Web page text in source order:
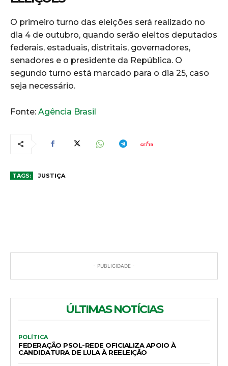
O primeiro turno das eleições será realizado no
dia 4 de outubro, quando serão eleitos deputados
federais, estaduais, distritais, governadores,
senadores e o presidente da República. O
segundo turno está marcado para o dia 25, caso
seja necessário.
Fonte: Agência Brasil
TAGS: JUSTIÇA
- PUBLICIDADE -
ÚLTIMAS NOTÍCIAS
POLÍTICA
FEDERAÇÃO PSOL-REDE OFICIALIZA APOIO À
CANDIDATURA DE LULA À REELEIÇÃO